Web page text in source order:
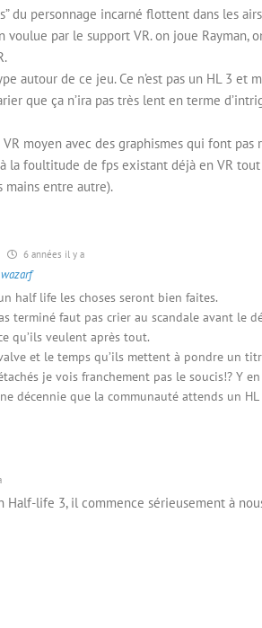
du personnage incarné flottent dans les
voulue par le support VR. on joue Rayman,
autour de ce jeu. Ce n’est pas un HL 3 et
que ça n’ira pas très lent en terme
VR moyen avec des graphismes qui font
la foultitude de fps existant déjà en VR
mains entre autre).
6 années il y a
wazarf
half life les choses seront bien faites.
terminé faut pas crier au scandale avant le
qu’ils veulent après tout.
et le temps qu’ils mettent à pondre un
je vois franchement pas le soucis!? Y
décennie que la communauté attends un
Half-life 3, il commence sérieusement à